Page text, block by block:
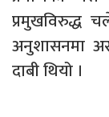
प्रमुखविरुद्ध
अनुशासनमा
दाबी थियो ।